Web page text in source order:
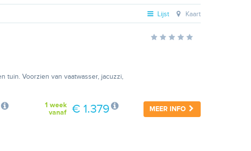
Lijst Kaart
tuin. Voorzien van vaatwasser, jacuzzi,
MEER INFO
1 week
vanaf
€ 1.379